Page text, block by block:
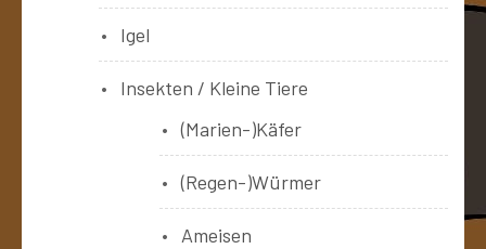
Igel
Insekten / Kleine Tiere
(Marien-)Käfer
(Regen-)Würmer
Ameisen